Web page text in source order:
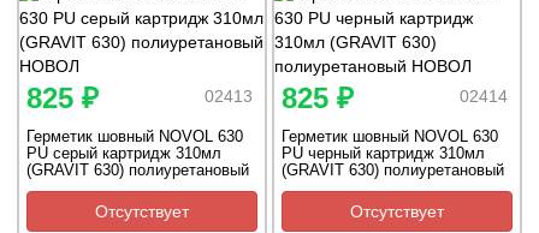
02413
825 ₽
Герметик шовный NOVOL 630
PU серый картридж 310мл
(GRAVIT 630) полиуретановый
НОВОЛ
Отсутствует
02414
825 ₽
Герметик шовный NOVOL 630
PU черный картридж 310мл
(GRAVIT 630) полиуретановый
НОВОЛ
Отсутствует